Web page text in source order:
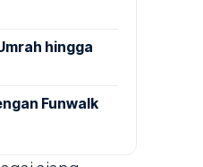
hingga
Funwalk